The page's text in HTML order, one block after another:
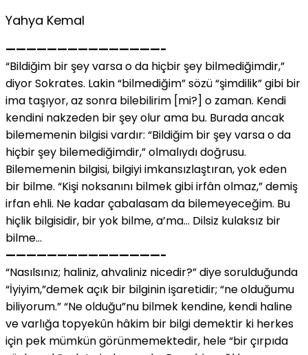
Yahya Kemal
———————————————-
“Bildiğim bir şey varsa o da hiçbir şey bilmediğimdir,”
diyor Sokrates. Lakin “bilmediğim” sözü “şimdilik” gibi bir
ima taşıyor, az sonra bilebilirim [mi?] o zaman. Kendi
kendini nakzeden bir şey olur ama bu. Burada ancak
bilememenin bilgisi vardır: “Bildiğim bir şey varsa o da
hiçbir şey bilemediğimdir,” olmalıydı doğrusu.
Bilememenin bilgisi, bilgiyi imkansızlaştıran, yok eden
bir bilme. “Kişi noksanını bilmek gibi irfân olmaz,” demiş
irfan ehli. Ne kadar çabalasam da bilemeyeceğim. Bu
hiçlik bilgisidir, bir yok bilme, a’ma… Dilsiz kulaksız bir
bilme…
———————————————-
“Nasılsınız; haliniz, ahvaliniz nicedir?” diye sorulduğunda
“İyiyim,”demek açık bir bilginin işaretidir; “ne olduğumu
biliyorum.” “Ne olduğu”nu bilmek kendine, kendi haline
ve varlığa topyekûn hâkim bir bilgi demektir ki herkes
için pek mümkün görünmemektedir, hele “bir çırpıda